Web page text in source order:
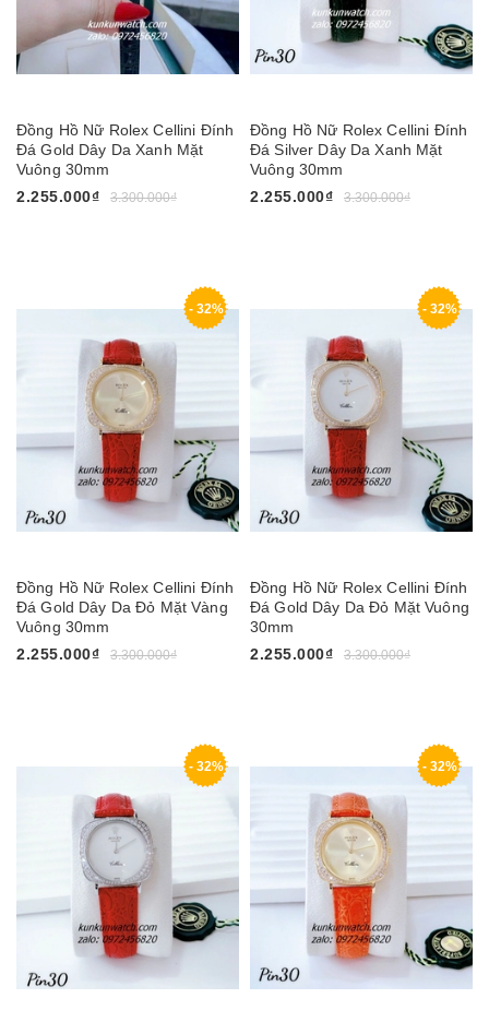
Đồng Hồ Nữ Rolex Cellini Đính
Đá Gold Dây Da Xanh Mặt
Vuông 30mm
2.255.000₫
3.300.000₫
Đồng Hồ Nữ Rolex Cellini Đính
Đá Silver Dây Da Xanh Mặt
Vuông 30mm
2.255.000₫
3.300.000₫
- 32%
Đồng Hồ Nữ Rolex Cellini Đính
Đá Gold Dây Da Đỏ Mặt Vàng
Vuông 30mm
2.255.000₫
3.300.000₫
- 32%
Đồng Hồ Nữ Rolex Cellini Đính
Đá Gold Dây Da Đỏ Mặt Vuông
30mm
2.255.000₫
3.300.000₫
- 32% - 32%